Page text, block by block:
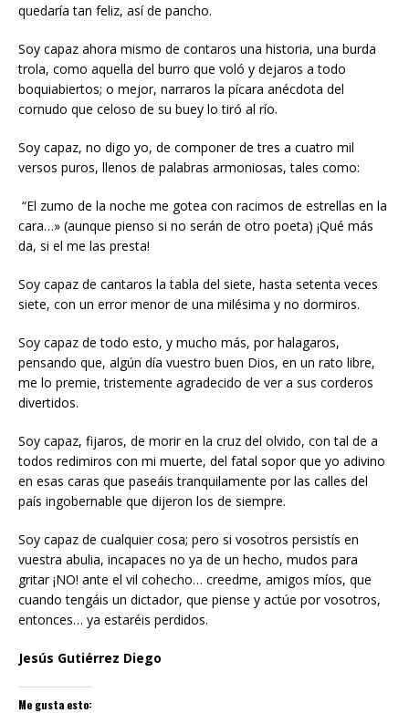
quedaría tan feliz, así de pancho.
Soy capaz ahora mismo de contaros una historia, una burda
trola, como aquella del burro que voló y dejaros a todo
boquiabiertos; o mejor, narraros la pícara anécdota del
cornudo que celoso de su buey lo tiró al río.
Soy capaz, no digo yo, de componer de tres a cuatro mil
versos puros, llenos de palabras armoniosas, tales como:
“El zumo de la noche me gotea con racimos de estrellas en la
cara…» (aunque pienso si no serán de otro poeta) ¡Qué más
da, si el me las presta!
Soy capaz de cantaros la tabla del siete, hasta setenta veces
siete, con un error menor de una milésima y no dormiros.
Soy capaz de todo esto, y mucho más, por halagaros,
pensando que, algún día vuestro buen Dios, en un rato libre,
me lo premie, tristemente agradecido de ver a sus corderos
divertidos.
Soy capaz, fijaros, de morir en la cruz del olvido, con tal de a
todos redimiros con mi muerte, del fatal sopor que yo adivino
en esas caras que paseáis tranquilamente por las calles del
país ingobernable que dijeron los de siempre.
Soy capaz de cualquier cosa; pero si vosotros persistís en
vuestra abulia, incapaces no ya de un hecho, mudos para
gritar ¡NO! ante el vil cohecho… creedme, amigos míos, que
cuando tengáis un dictador, que piense y actúe por vosotros,
entonces… ya estaréis perdidos.
Jesús Gutiérrez Diego
Me gusta esto: